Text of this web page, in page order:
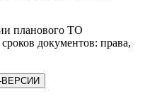
планового ТО
документов: права,